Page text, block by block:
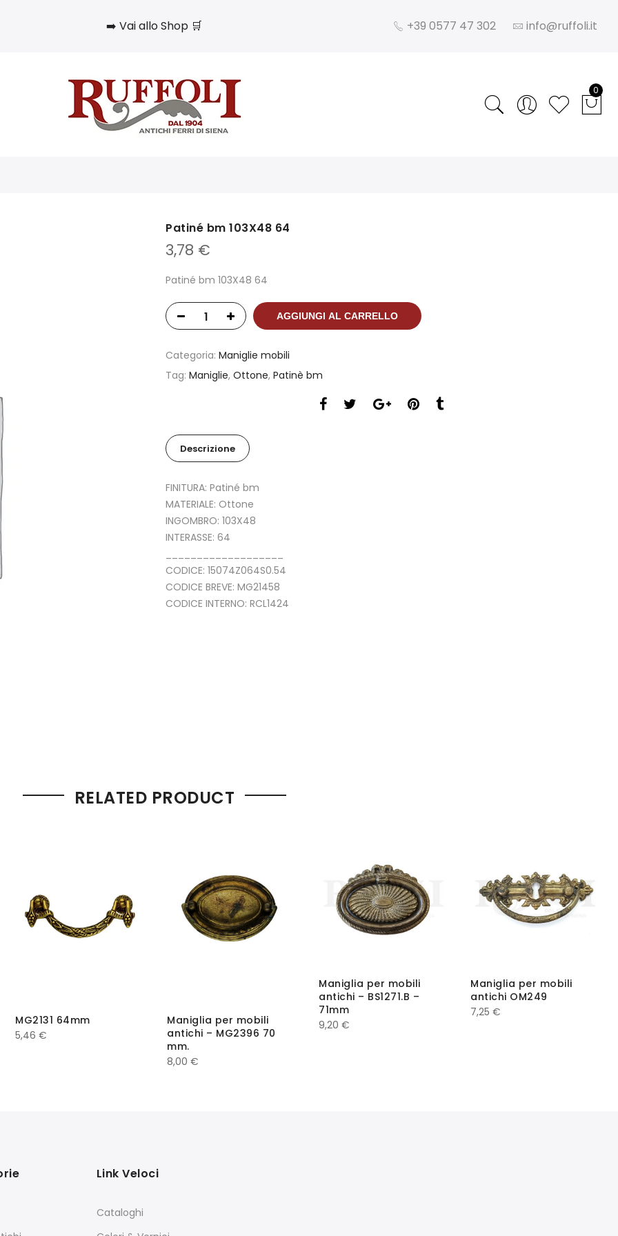
➡️ Vai allo Shop 🛒 +39 0577 47 302 info@ruffoli.it
0
Patiné bm 103X48 64
3,78 €
Patiné bm 103X48 64
AGGIUNGI AL CARRELLO
Categoria: Maniglie mobili
Tag: Maniglie, Ottone, Patinè bm
Descrizione
FINITURA: Patiné bm
MATERIALE: Ottone
INGOMBRO: 103X48
INTERASSE: 64
CODICE: 15074Z064S0.54
CODICE BREVE: MG21458
CODICE INTERNO: RCL1424
RELATED PRODUCT
MG2131 64mm
5,46 €
Maniglia per mobili
antichi – MG2396 70
mm.
8,00 €
Maniglia per mobili
antichi – BS1271.B –
71mm
9,20 €
Maniglia per mobili
antichi OM249
7,25 €
Link Veloci
Cataloghi